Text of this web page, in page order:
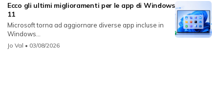
Ecco gli ultimi miglioramenti per le app di Windows
11
Microsoft torna ad aggiornare diverse app incluse in
Windows...
Jo Val • 03/08/2026